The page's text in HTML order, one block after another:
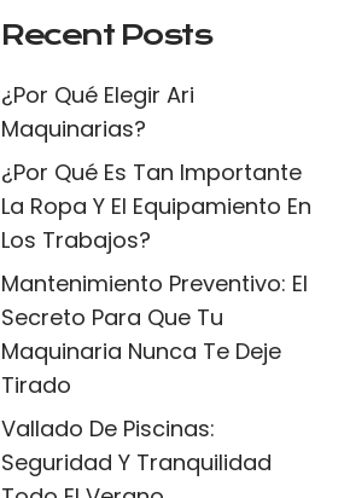
Recent Posts
¿Por Qué Elegir Ari
Maquinarias?
¿Por Qué Es Tan Importante
La Ropa Y El Equipamiento En
Los Trabajos?
Mantenimiento Preventivo: El
Secreto Para Que Tu
Maquinaria Nunca Te Deje
Tirado
Vallado De Piscinas:
Seguridad Y Tranquilidad
×